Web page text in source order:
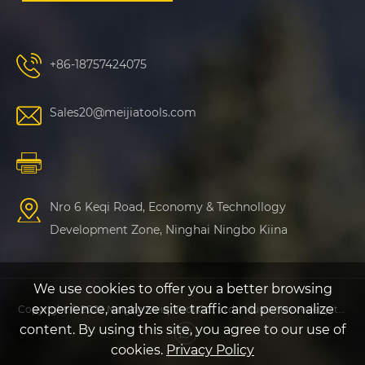
+86-18757424075
Sales20@meijiatools.com
Nro 6 Keqi Road, Economy & Technollogy
Development Zone, Ninghai Ningbo Kiina
We use cookies to offer you a better browsing
experience, analyze site traffic and personalize
content. By using this site, you agree to our use of
cookies. Privacy Policy